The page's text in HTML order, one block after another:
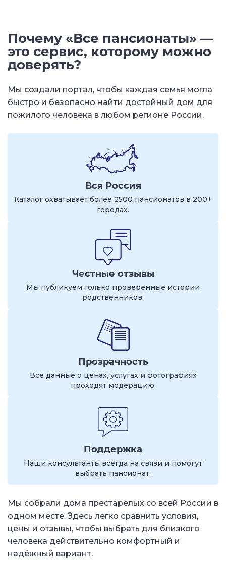
Почему «Все пансионаты» —
это сервис, которому можно
доверять?
Мы создали портал, чтобы каждая семья могла
быстро и безопасно найти достойный дом для
пожилого человека в любом регионе России.
Вся Россия
Каталог охватывает более 2500 пансионатов в 200+
городах.
Честные отзывы
Мы публикуем только проверенные истории
родственников.
Прозрачность
Все данные о ценах, услугах и фотографиях
проходят модерацию.
Поддержка
Наши консультанты всегда на связи и помогут
выбрать пансионат.
Мы собрали дома престарелых со всей России в
одном месте. Здесь легко сравнить условия,
цены и отзывы, чтобы выбрать для близкого
человека действительно комфортный и
надёжный вариант.